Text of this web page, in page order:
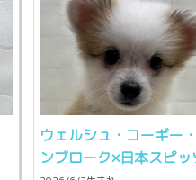
ウェルシュ・コーギー
ンブローク×日本スピッ